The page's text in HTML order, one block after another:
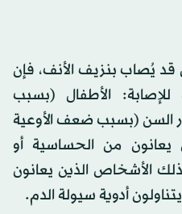
يُصاب بنزيف الأنف، فإن
الأطفال (بسبب
السن (بسبب ضعف الأوعية
يعانون من الحساسية أو
الأشخاص الذين يعانون
أدوية سيولة الدم.